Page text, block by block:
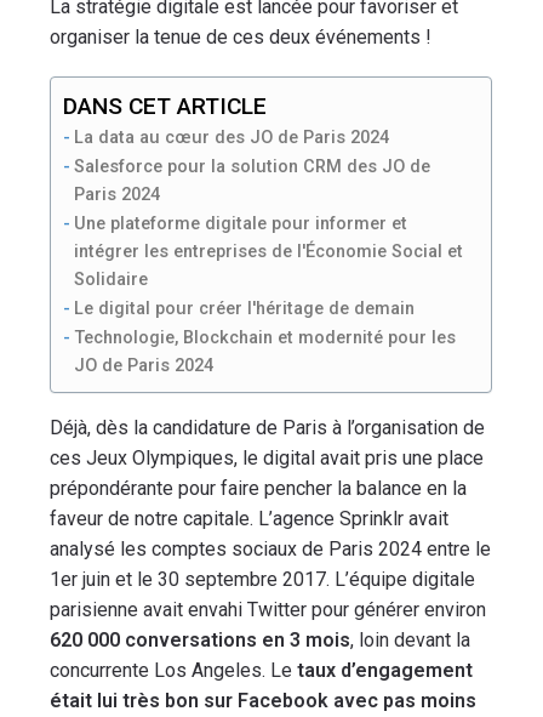
La stratégie digitale est lancée pour favoriser et
organiser la tenue de ces deux événements !
DANS CET ARTICLE
La data au cœur des JO de Paris 2024
Salesforce pour la solution CRM des JO de
Paris 2024
Une plateforme digitale pour informer et
intégrer les entreprises de l'Économie Social et
Solidaire
Le digital pour créer l'héritage de demain
Technologie, Blockchain et modernité pour les
JO de Paris 2024
Déjà, dès la candidature de Paris à l’organisation de
ces Jeux Olympiques, le digital avait pris une place
prépondérante pour faire pencher la balance en la
faveur de notre capitale. L’agence Sprinklr avait
analysé les comptes sociaux de Paris 2024 entre le
1er juin et le 30 septembre 2017. L’équipe digitale
parisienne avait envahi Twitter pour générer environ
620 000 conversations en 3 mois, loin devant la
concurrente Los Angeles. Letaux d’engagement
était lui très bon sur Facebook avec pas moins